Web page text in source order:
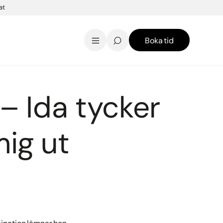
KontaktEnglish
Boka tid
Ida tycker
ut